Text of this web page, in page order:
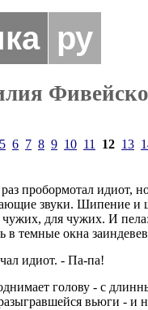
ру
5 6 7 8 9 10 11 12 13
пробормотал идиот,
звуки. Шипение и
для чужих. И
в темные окна
идиот. - Па-па!
голову - с
вьюги - и